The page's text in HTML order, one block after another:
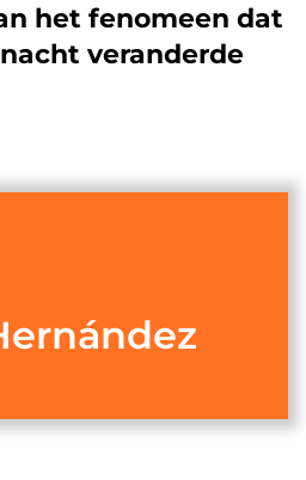
het fenomeen dat
veranderde